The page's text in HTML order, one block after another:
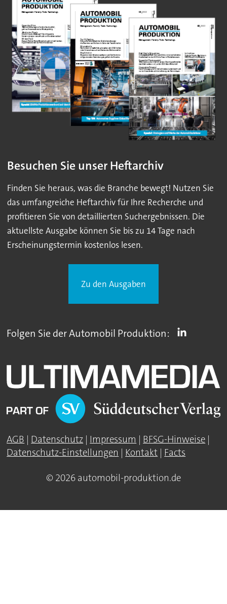
Besuchen Sie unser Heftarchiv
Finden Sie heraus, was die Branche bewegt! Nutzen Sie
das umfangreiche Heftarchiv für Ihre Recherche und
profitieren Sie von detaillierten Suchergebnissen. Die
aktuellste Ausgabe können Sie bis zu 14 Tage nach
Erscheinungstermin kostenlos lesen.
Zu den Ausgaben
Folgen Sie der Automobil Produktion:
AGB Datenschutz Impressum BFSG-Hinweise
Datenschutz-Einstellungen
Kontakt Facts
© 2026 automobil-produktion.de